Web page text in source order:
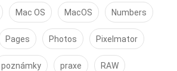
Mac OS MacOS Numbers
Pages Photos Pixelmator
poznámky praxe RAW